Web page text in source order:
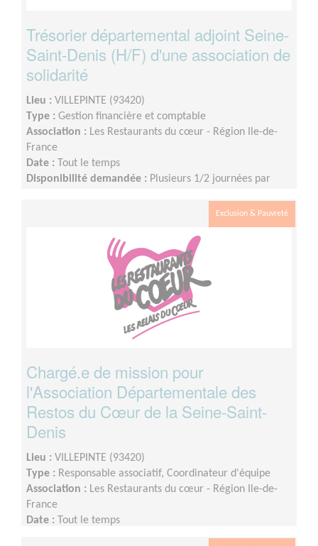
Trésorier départemental adjoint Seine-
Saint-Denis (H/F) d'une association de
solidarité
Lieu : VILLEPINTE (93420)
Type : Gestion financière et comptable
Association : Les Restaurants du cœur - Région Ile-de-
France
Date : Tout le temps
Disponibilité demandée : Plusieurs 1/2 journées par
Exclusion & Pauvreté
Chargé.e de mission pour
l'Association Départementale des
Restos du Cœur de la Seine-Saint-
Denis
Lieu : VILLEPINTE (93420)
Type : Responsable associatif, Coordinateur d'équipe
Association : Les Restaurants du cœur - Région Ile-de-
France
Date : Tout le temps
quelques demi-journées par